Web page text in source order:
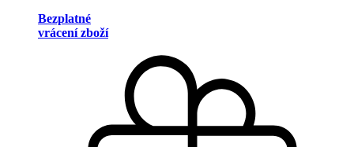
Bezplatné
vrácení zboží